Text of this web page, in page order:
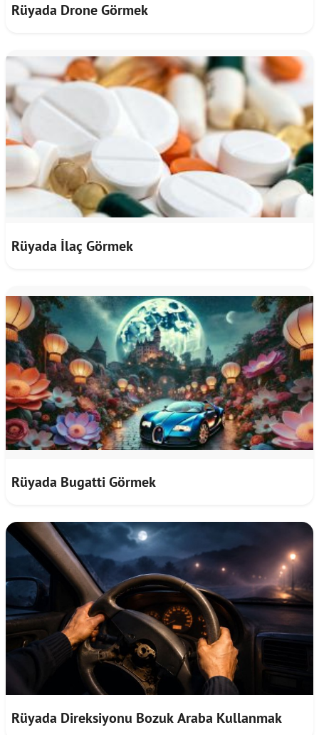
Rüyada Drone Görmek
Rüyada İlaç Görmek
Rüyada Bugatti Görmek
Rüyada Direksiyonu Bozuk Araba Kullanmak